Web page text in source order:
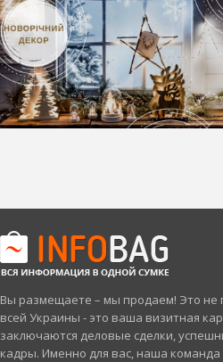
Вы размещаете – мы продаем! Это не
всей Украины - это ваша визитная
заключаются деловые сделки,
кадры. Именно для вас, наша